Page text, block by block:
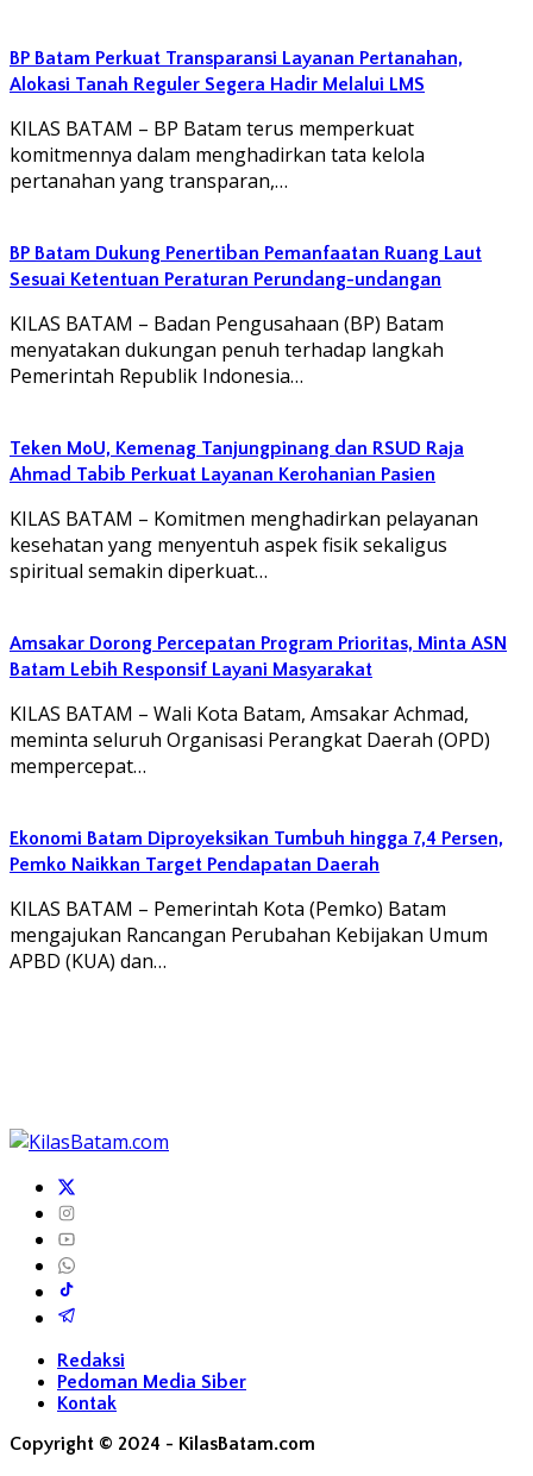
BP Batam Perkuat Transparansi Layanan Pertanahan,
Alokasi Tanah Reguler Segera Hadir Melalui LMS
KILAS BATAM – BP Batam terus memperkuat
komitmennya dalam menghadirkan tata kelola
pertanahan yang transparan,…
BP Batam Dukung Penertiban Pemanfaatan Ruang Laut
Sesuai Ketentuan Peraturan Perundang-undangan
KILAS BATAM – Badan Pengusahaan (BP) Batam
menyatakan dukungan penuh terhadap langkah
Pemerintah Republik Indonesia…
Teken MoU, Kemenag Tanjungpinang dan RSUD Raja
Ahmad Tabib Perkuat Layanan Kerohanian Pasien
KILAS BATAM – Komitmen menghadirkan pelayanan
kesehatan yang menyentuh aspek fisik sekaligus
spiritual semakin diperkuat…
Amsakar Dorong Percepatan Program Prioritas, Minta ASN
Batam Lebih Responsif Layani Masyarakat
KILAS BATAM – Wali Kota Batam, Amsakar Achmad,
meminta seluruh Organisasi Perangkat Daerah (OPD)
mempercepat…
Ekonomi Batam Diproyeksikan Tumbuh hingga 7,4 Persen,
Pemko Naikkan Target Pendapatan Daerah
KILAS BATAM – Pemerintah Kota (Pemko) Batam
mengajukan Rancangan Perubahan Kebijakan Umum
APBD (KUA) dan…
Redaksi
Pedoman Media Siber
Kontak
Copyright © 2024 - KilasBatam.com